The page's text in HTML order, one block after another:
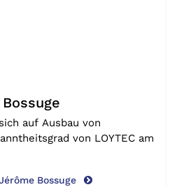
auf Ausbau von
von LOYTEC am
Bossuge